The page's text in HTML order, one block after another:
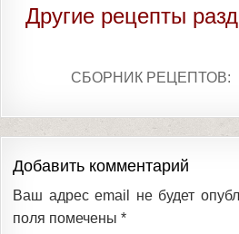
Другие рецепты
СБОРНИК РЕЦЕПТОВ:
Добавить комментарий
Ваш адрес email не будет
поля помечены *